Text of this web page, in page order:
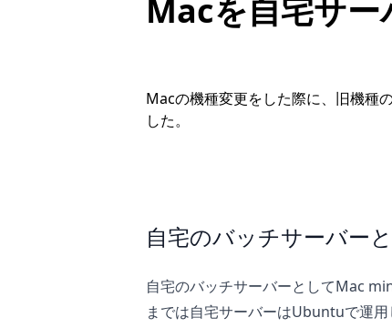
Macを自宅サ
Macの機種変更をした際に、旧機種
した。
自宅のバッチサーバー
自宅のバッチサーバーとしてMac
までは自宅サーバーはUbuntuで運